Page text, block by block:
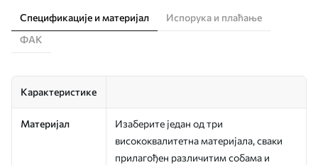
Спецификације и материјал
Испорука и плаћање
ФАК
Карактеристике
Материјал
Изаберите један од три
висококвалитетна материјала, сваки
прилагођен различитим собама и